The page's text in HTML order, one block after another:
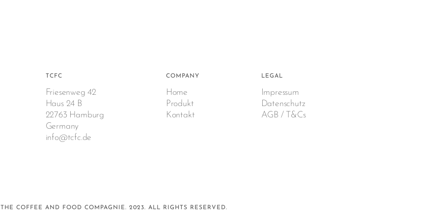
TCFC
Friesenweg 42
Haus 24 B
22763 Hamburg
Germany
info@tcfc.de
COMPANY
Home
Produkt
Kontakt
LEGAL
Impressum
Datenschutz
AGB / T&Cs
COFFEE AND FOOD COMPAGNIE. 2023. ALL RIGHTS RESERVED.